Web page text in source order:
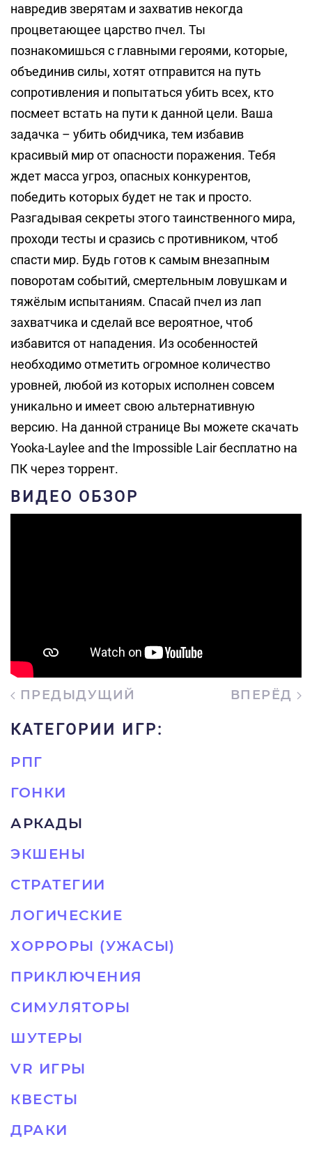
навредив зверятам и захватив некогда
процветающее царство пчел. Ты
познакомишься с главными героями, которые,
объединив силы, хотят отправится на путь
сопротивления и попытаться убить всех, кто
посмеет встать на пути к данной цели. Ваша
задачка – убить обидчика, тем избавив
красивый мир от опасности поражения. Тебя
ждет масса угроз, опасных конкурентов,
победить которых будет не так и просто.
Разгадывая секреты этого таинственного мира,
проходи тесты и сразись с противником, чтоб
спасти мир. Будь готов к самым внезапным
поворотам событий, смертельным ловушкам и
тяжёлым испытаниям. Спасай пчел из лап
захватчика и сделай все вероятное, чтоб
избавится от нападения. Из особенностей
необходимо отметить огромное количество
уровней, любой из которых исполнен совсем
уникально и имеет свою альтернативную
версию. На данной странице Вы можете скачать
Yooka-Laylee and the Impossible Lair бесплатно на
ПК через торрент.
ВИДЕО ОБЗОР
ПРЕДЫДУЩИЙ ВПЕРЁД
КАТЕГОРИИ ИГР:
РПГ
ГОНКИ
АРКАДЫ
ЭКШЕНЫ
СТРАТЕГИИ
ЛОГИЧЕСКИЕ
ХОРРОРЫ (УЖАСЫ)
ПРИКЛЮЧЕНИЯ
СИМУЛЯТОРЫ
ШУТЕРЫ
VR ИГРЫ
КВЕСТЫ
ДРАКИ